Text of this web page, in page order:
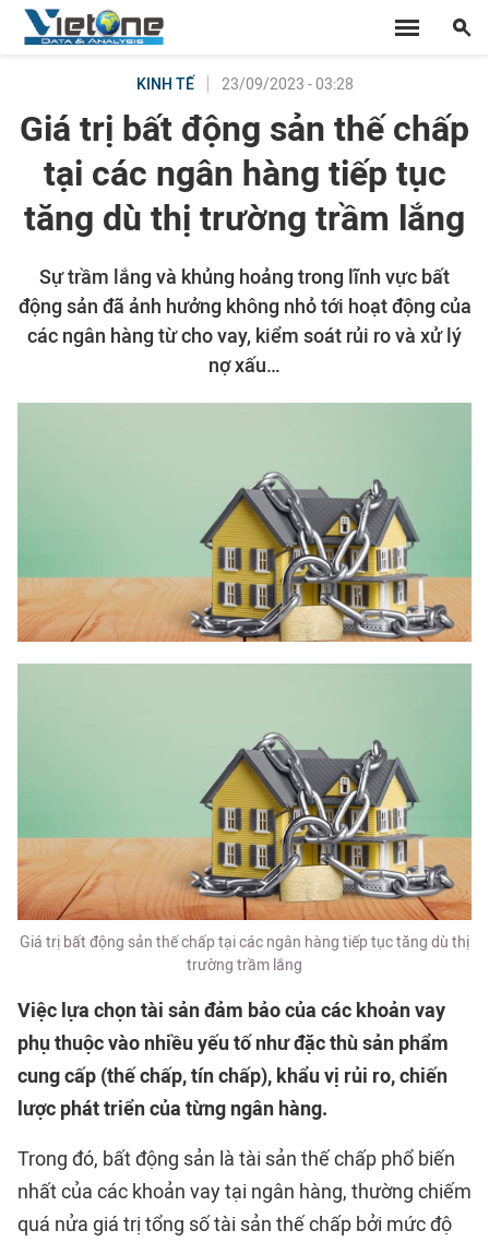
KINH TẾ 23/09/2023 - 03:28
Giá trị bất động sản thế chấp
tại các ngân hàng tiếp tục
tăng dù thị trường trầm lắng
Sự trầm lắng và khủng hoảng trong lĩnh vực bất
động sản đã ảnh hưởng không nhỏ tới hoạt động của
các ngân hàng từ cho vay, kiểm soát rủi ro và xử lý
nợ xấu…
Giá trị bất động sản thế chấp tại các ngân hàng tiếp tục tăng dù thị
trường trầm lắng
Việc lựa chọn tài sản đảm bảo của các khoản vay
phụ thuộc vào nhiều yếu tố như đặc thù sản phẩm
cung cấp (thế chấp, tín chấp), khẩu vị rủi ro, chiến
lược phát triển của từng ngân hàng.
Trong đó, bất động sản là tài sản thế chấp phổ biến
nhất của các khoản vay tại ngân hàng, thường chiếm
quá nửa giá trị tổng số tài sản thế chấp bởi mức độ